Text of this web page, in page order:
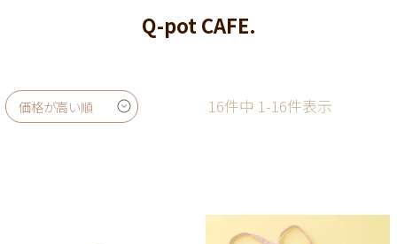
Q-pot CAFE.
価格が高い順 16件中 1 -16件表示